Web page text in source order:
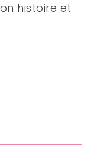
histoire et